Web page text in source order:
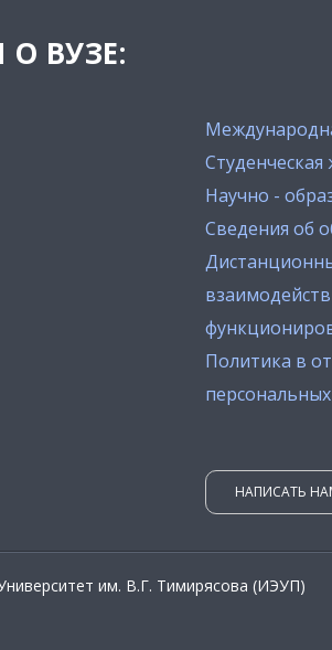
ВУЗЕ:
Студенческая
Научно -
Сведения об
Политика в
НАПИСАТЬ
им. В.Г. Тимирясова (ИЭУП)